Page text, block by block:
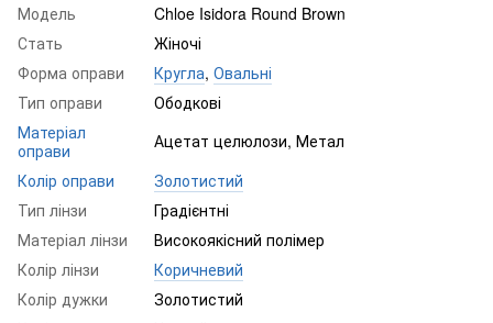
Модель
Chloe Isidora Round Brown
Стать
Жіночі
Форма оправи
Кругла, Овальні
Тип оправи
Ободкові
Матеріал
оправи
Ацетат целюлози, Метал
Колір оправи
Золотистий
Тип лінзи
Градієнтні
Матеріал лінзи
Високоякісний полімер
Колір лінзи
Коричневий
Колір дужки
Золотистий